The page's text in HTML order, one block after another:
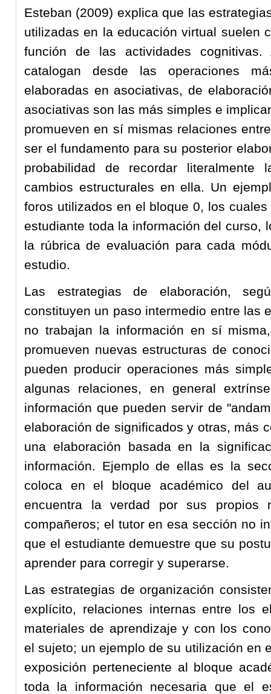
Esteban (2009) explica que las
utilizadas en la educación virtual suelen
función de las actividades
catalogan desde las operaciones
elaboradas en asociativas, de
asociativas son las más simples e
promueven en sí mismas relaciones
ser el fundamento para su posterior
probabilidad de recordar literalmente
cambios estructurales en ella. Un
foros utilizados en el bloque 0, los
estudiante toda la información del curso,
la rúbrica de evaluación para cada
estudio.
Las estrategias de elaboración,
constituyen un paso intermedio entre las
no trabajan la información en sí
promueven nuevas estructuras de
pueden producir operaciones más
algunas relaciones, en general
información que pueden servir de
elaboración de significados y otras, más
una elaboración basada en la
información. Ejemplo de ellas es la
coloca en el bloque académico del
encuentra la verdad por sus
compañeros; el tutor en esa sección no
que el estudiante demuestre que su
aprender para corregir y superarse.
Las estrategias de organización
explícito, relaciones internas entre los
materiales de aprendizaje y con los
el sujeto; un ejemplo de su utilización en
exposición perteneciente al bloque
toda la información necesaria que el